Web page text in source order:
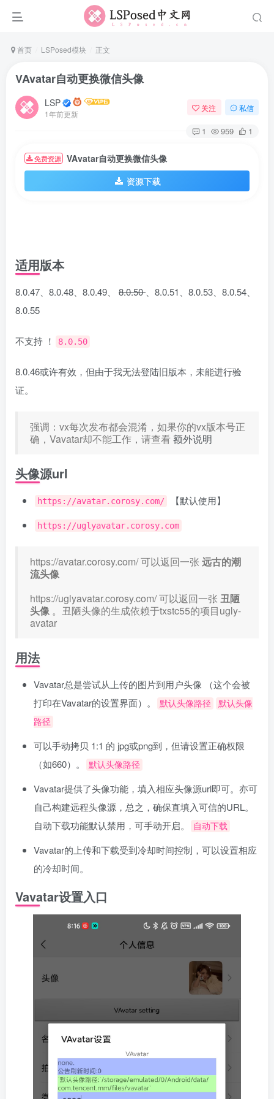
首页 LSPosed模块 正文
VAvatar自动更换微信头像
LSP
1年前更新
关注 私信
1 959 1
免费资源 VAvatar自动更换微信头像
资源下载
适用版本
8.0.47、8.0.48、8.0.49、 8.0.50 、8.0.51、8.0.53、8.0.54、
8.0.55
不支持 ！ 8.0.50
8.0.46或许有效，但由于我无法登陆旧版本，未能进行验
证。
强调：vx每次发布都会混淆，如果你的vx版本号正
确，Vavatar却不能工作，请查看额外说明
头像源url
https://avatar.corosy.com/ 【默认使用】
https://uglyavatar.corosy.com
https://avatar.corosy.com/ 可以返回一张 远古的潮
流头像
https://uglyavatar.corosy.com/ 可以返回一张 丑陋
头像 。丑陋头像的生成依赖于txstc55的项目ugly-
avatar
用法
Vavatar总是尝试从上传的图片到用户头像 （这个会被
打印在Vavatar的设置界面）。
默认头像路径
默认头像
路径
可以手动拷贝 1:1 的 jpg或png到，但请设置正确权限
（如660）。
默认头像路径
Vavatar提供了头像功能，填入相应头像源url即可。亦可
自己构建远程头像源，总之，确保直填入可信的URL。
自动下载功能默认禁用，可手动开启。
自动下载
Vavatar的上传和下载受到冷却时间控制，可以设置相应
的冷却时间。
Vavatar设置入口